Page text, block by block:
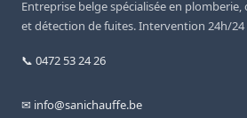
Entreprise belge spécialisée en
et détection de fuites. Intervention 24h/
📞 0472 53 24 26
✉ info@sanichauffe.be